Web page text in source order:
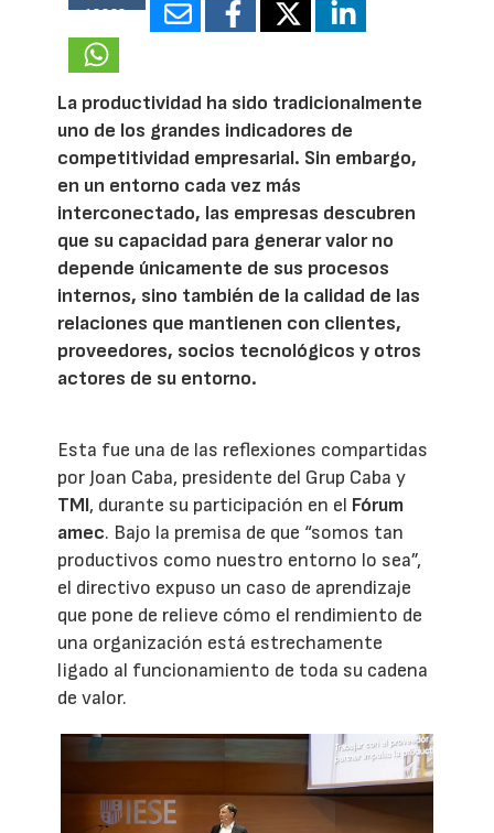
18822
La productividad ha sido tradicionalmente
uno de los grandes indicadores de
competitividad empresarial. Sin embargo,
en un entorno cada vez más
interconectado, las empresas descubren
que su capacidad para generar valor no
depende únicamente de sus procesos
internos, sino también de la calidad de las
relaciones que mantienen con clientes,
proveedores, socios tecnológicos y otros
actores de su entorno.
Esta fue una de las reflexiones compartidas
por Joan Caba, presidente del Grup Caba y
TMI, durante su participación en el Fórum
amec. Bajo la premisa de que “somos tan
productivos como nuestro entorno lo sea”,
el directivo expuso un caso de aprendizaje
que pone de relieve cómo el rendimiento de
una organización está estrechamente
ligado al funcionamiento de toda su cadena
de valor.